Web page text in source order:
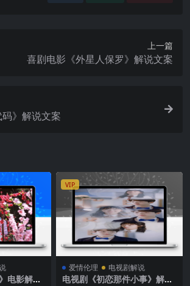
上一篇
喜剧电影《外星人保罗》解说文案
》解说文案
电影解说
VIP
爱情伦理 电视剧解说
电视剧《初恋那件小事》解说